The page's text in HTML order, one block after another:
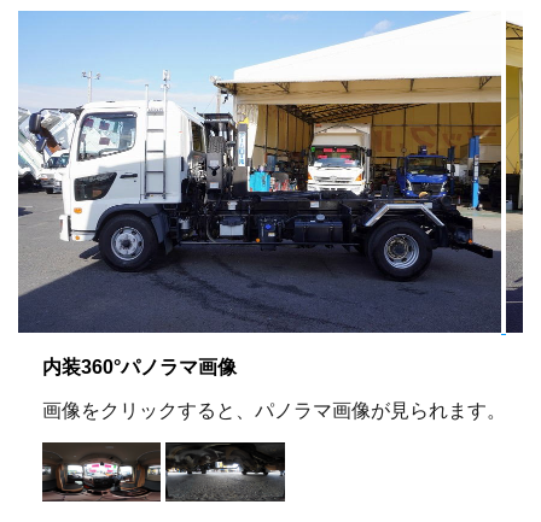
内装360°パノラマ画像
画像をクリックすると、パノラマ画像が見られます。